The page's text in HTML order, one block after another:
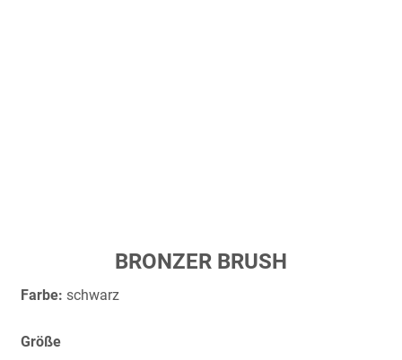
der
BRONZER BRUSH
Farbe: schwarz
Größe